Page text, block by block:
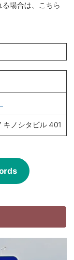
場合は、こちら
ノシタビル 401